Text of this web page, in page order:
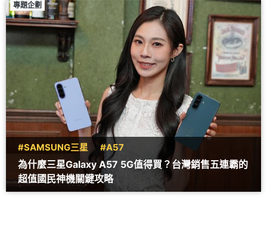
專題企劃
#SAMSUNG三星 #A57
為什麼三星Galaxy A57 5G值得買？台灣銷售五連霸的
超值國民神機關鍵攻略